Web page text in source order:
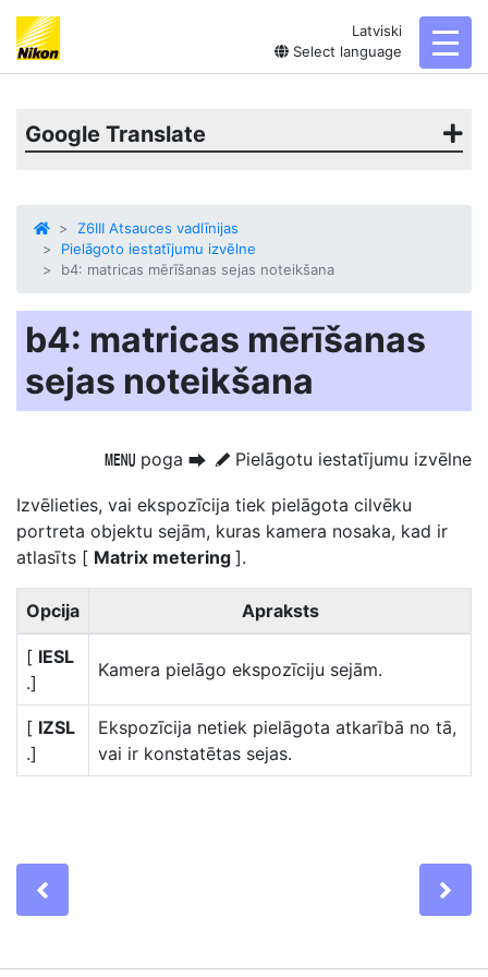
Latviski
Select language
Google Translate
Z6III Atsauces vadlīnijas
Pielāgoto iestatījumu izvēlne
b4: matricas mērīšanas sejas noteikšana
b4: matricas mērīšanas
sejas noteikšana
G poga U A Pielāgotu iestatījumu izvēlne
Izvēlieties, vai ekspozīcija tiek pielāgota cilvēku
portreta objektu sejām, kuras kamera nosaka, kad ir
atlasīts [ Matrix metering ].
Opcija Apraksts
[ IESL
.]
Kamera pielāgo ekspozīciju sejām.
[ IZSL
.]
Ekspozīcija netiek pielāgota atkarībā no tā,
vai ir konstatētas sejas.